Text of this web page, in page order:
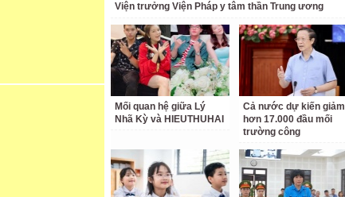
Viện trưởng Viện Pháp y tâm thần Trung ương
Mối quan hệ giữa Lý
Nhã Kỳ và HIEUTHUHAI
Cả nước dự kiến giảm
hơn 17.000 đầu mối
trường công